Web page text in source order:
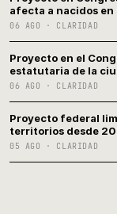
afecta a nacidos
06 AGO · CLARIDAD
Proyecto en el
estatutaria de la
06 AGO · CLARIDAD
Proyecto federal
territorios desde
05 AGO · CLARIDAD